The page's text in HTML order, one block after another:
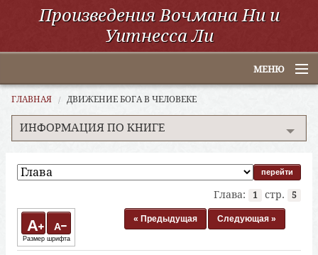
Произведения Вочмана Ни и
Уитнесса Ли
МЕНЮ
Главная
По алфавиту
Электронные книги
ССУО
ГЛАВНАЯ ДВИЖЕНИЕ БОГА В ЧЕЛОВЕКЕ
ИНФОРМАЦИЯ ПО КНИГЕ
Глава: 1 стр. 5
A A
Размер шрифта
« Предыдущая Следующая »